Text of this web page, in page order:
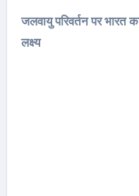
जलवायु परिवर्तन पर भारत
लक्ष्य